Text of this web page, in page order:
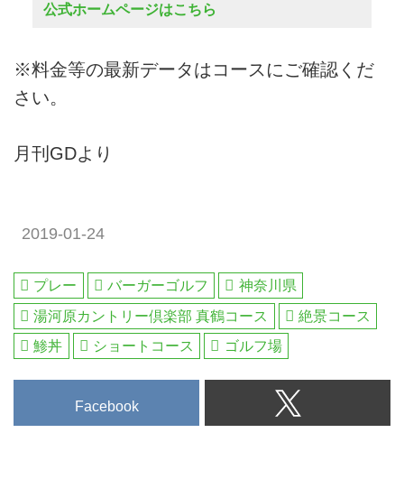
公式ホームページはこちら
※料金等の最新データはコースにご確認くだ
さい。
月刊GDより
2019-01-24
プレー バーガーゴルフ
神奈川県
湯河原カントリー倶楽部 真鶴コース
絶景コース
鯵丼
ショートコース ゴルフ場
Facebook